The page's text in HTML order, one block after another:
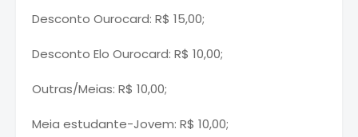
Desconto Ourocard: R$ 15,00;
Desconto Elo Ourocard: R$ 10,00;
Outras/Meias: R$ 10,00;
Meia estudante-Jovem: R$ 10,00;